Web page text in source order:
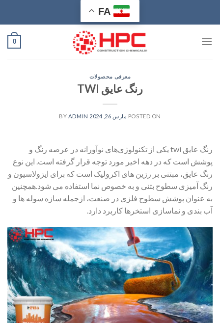
FA
0
معرفی محصولات
رنگ عایق TWI
POSTED ON مارس 26, 2024 ADMIN
رنگ عایق twi یکی از تکنولوژی‌های نوآورانه در عرصه رنگ و
پوشش است که در دهه اخیر مورد توجه قرار گرفته است. این نوع
رنگ عایق، مبتنی بر رزین های اکرولیک است که برای ایزولاسیون و
رنگ آمیزی سطوح بتنی و به خصوص نما استفاده می شود.همچنین
به عنوان پوشش سطوح فلزی در صنعت، ازجمله سازه سوله ها و
آب بندی و نماسازی استخرها کاربرد دارد.